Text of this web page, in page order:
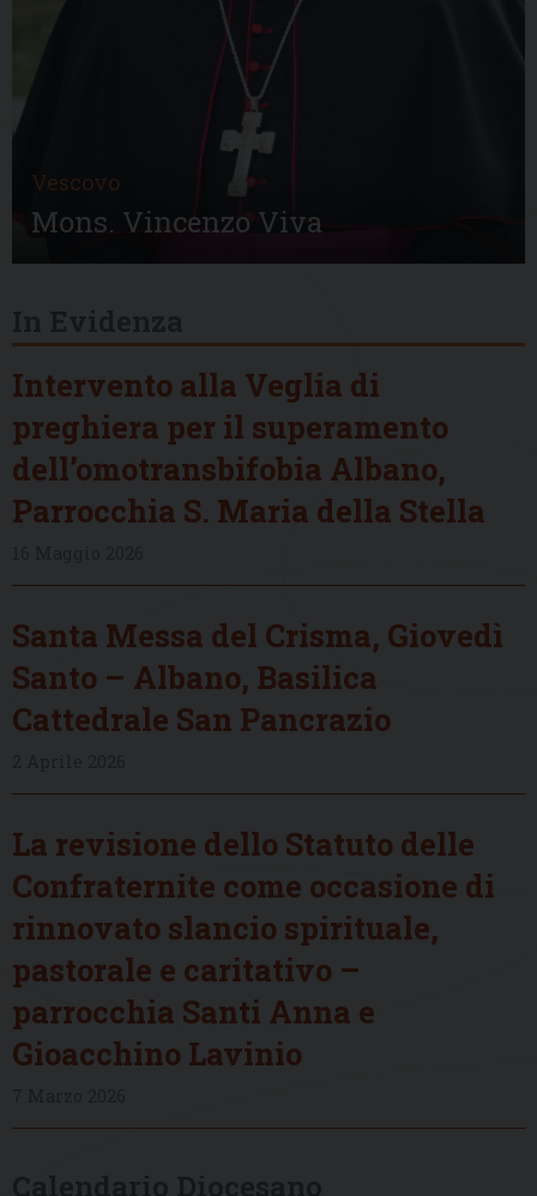
Vescovo
Mons. Vincenzo Viva
Intervento alla Veglia di
preghiera per il superamento
dell’omotransbifobia Albano,
Parrocchia S. Maria della Stella
Santa Messa del Crisma, Giovedì
Santo – Albano, Basilica
Cattedrale San Pancrazio
La revisione dello Statuto delle
Confraternite come occasione di
rinnovato slancio spirituale,
pastorale e caritativo –
parrocchia Santi Anna e
Gioacchino Lavinio